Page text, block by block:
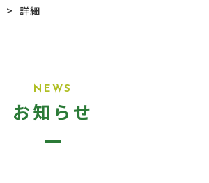
> 詳細
NEWS
お知らせ